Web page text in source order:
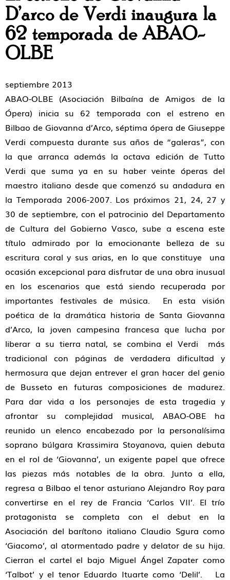
D’arco de Verdi inaugura la
62 temporada de ABAO-
OLBE
septiembre 2013
ABAO-OLBE (Asociación Bilbaína de Amigos de la
Ópera) inicia su 62 temporada con el estreno en
Bilbao de Giovanna d’Arco, séptima ópera de Giuseppe
Verdi compuesta durante sus años de “galeras”, con
la que arranca además la octava edición de Tutto
Verdi que suma ya en su haber veinte óperas del
maestro italiano desde que comenzó su andadura en
la Temporada 2006-2007. Los próximos 21, 24, 27 y
30 de septiembre, con el patrocinio del Departamento
de Cultura del Gobierno Vasco, sube a escena este
título admirado por la emocionante belleza de su
escritura coral y sus arias, en lo que constituye una
ocasión excepcional para disfrutar de una obra inusual
en los escenarios que está siendo recuperada por
importantes festivales de música. En esta visión
poética de la dramática historia de Santa Giovanna
d’Arco, la joven campesina francesa que lucha por
liberar a su tierra natal, se combina el Verdi más
tradicional con páginas de verdadera dificultad y
hermosura que dejan entrever el gran hacer del genio
de Busseto en futuras composiciones de madurez.
Para dar vida a los personajes de esta tragedia y
afrontar su complejidad musical, ABAO-OBE ha
reunido un elenco encabezado por la personalísima
soprano búlgara Krassimira Stoyanova, quien debuta
en el rol de ‘Giovanna’, un exigente papel que ofrece
las piezas más notables de la obra. Junto a ella,
regresa a Bilbao el tenor asturiano Alejandro Roy para
convertirse en el rey de Francia ‘Carlos VII’. El trío
protagonista se completa con el debut en la
Asociación del barítono italiano Claudio Sgura como
‘Giacomo’, al atormentado padre y delator de su hija.
Cierran el cartel el bajo Miguel Ángel Zapater como
‘Talbot’ y el tenor Eduardo Ituarte como ‘Delil’. La